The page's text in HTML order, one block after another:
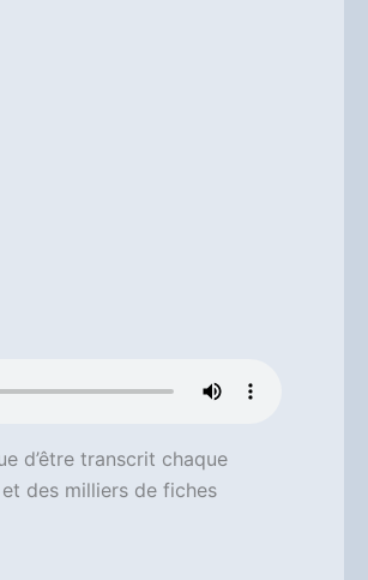
d’être transcrit chaque
des milliers de fiches